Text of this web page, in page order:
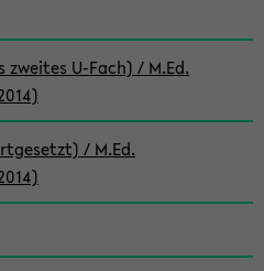
U-Fach) / M.Ed.
/ M.Ed.